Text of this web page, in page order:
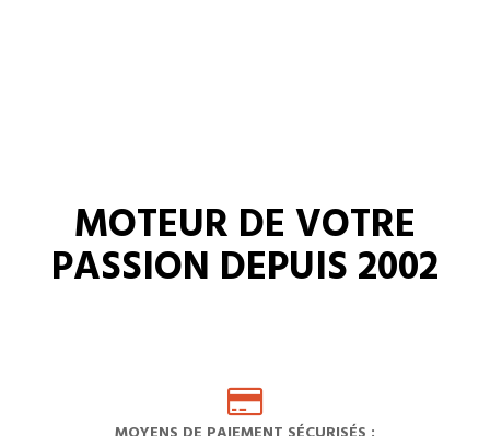
MOTEUR DE VOTRE
PASSION DEPUIS 2002